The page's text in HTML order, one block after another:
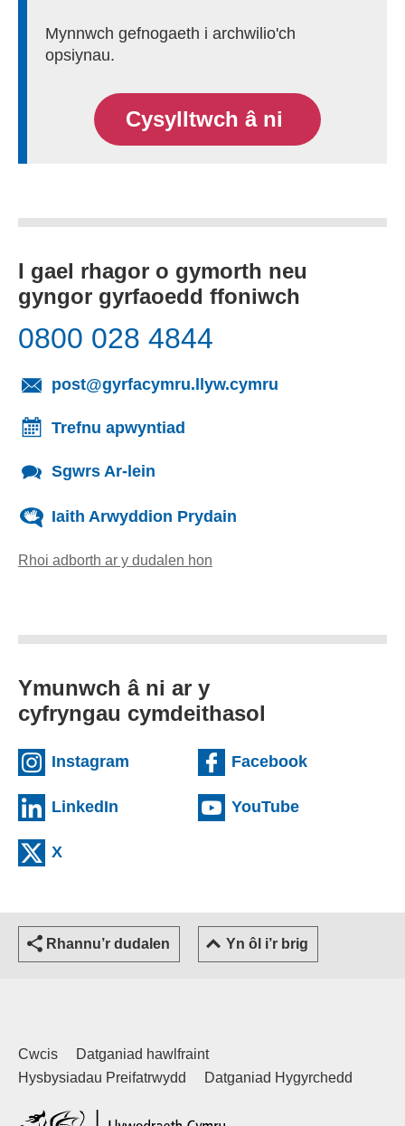
Mynnwch gefnogaeth i archwilio'ch
opsiynau.
Cysylltwch â ni
I gael rhagor o gymorth neu
gyngor gyrfaoedd ffoniwch
0800 028 4844
post@gyrfacymru.llyw.cymru
Trefnu apwyntiad
Sgwrs Ar-lein
Iaith Arwyddion Prydain
Rhoi adborth ar y dudalen hon
Ymunwch â ni ar y
cyfryngau cymdeithasol
Instagram (external websiteCY)
Facebook(external
LinkedIn (external websiteCY)
YouTube(external
X
Rhannu’r dudalen Yn ôl i’r brig
Cwcis
Datganiad hawlfraint
Hysbysiadau Preifatrwydd
Datganiad Hygyrchedd